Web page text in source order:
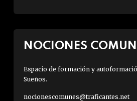
NOCIONES
Espacio de formación y
Sueños.
nocionescomunes@traficantes.net